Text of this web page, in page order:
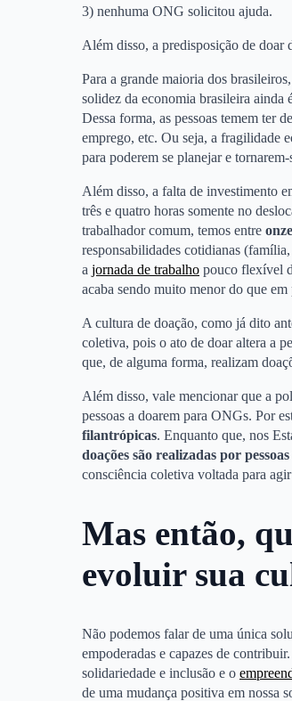
3) nenhuma ONG solicitou ajuda.
Além disso, a predisposição de doar
Para a grande maioria dos
solidez da economia brasileira ainda
Dessa forma, as pessoas temem ter
emprego, etc. Ou seja, a fragilidade
para poderem se planejar e
Além disso, a falta de investimento
três e quatro horas somente no
trabalhador comum, temos entre
responsabilidades cotidianas
a jornada de trabalho pouco flexível
acaba sendo muito menor do que
A cultura de doação, como já dito
coletiva, pois o ato de doar altera a
que, de alguma forma, realizam
Além disso, vale mencionar que a
pessoas a doarem para ONGs. Por
filantrópicas. Enquanto que, nos
doações são realizadas por
consciência coletiva voltada para
Mas então,
evoluir sua
Não podemos falar de uma única
empoderadas e capazes de
solidariedade e inclusão e o
de uma mudança positiva em nossa